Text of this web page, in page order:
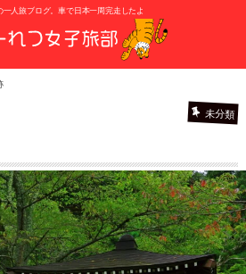
一人旅ブログ。車で日本一周完走したよ
未分類